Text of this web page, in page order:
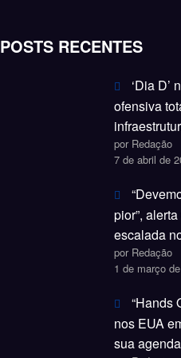
POSTS RECENTES
‘Dia D’
ofensiva
por Redação
7 de abril de
pior”,
escalada
por Redação
1 de março
“Hands
nos EUA
sua